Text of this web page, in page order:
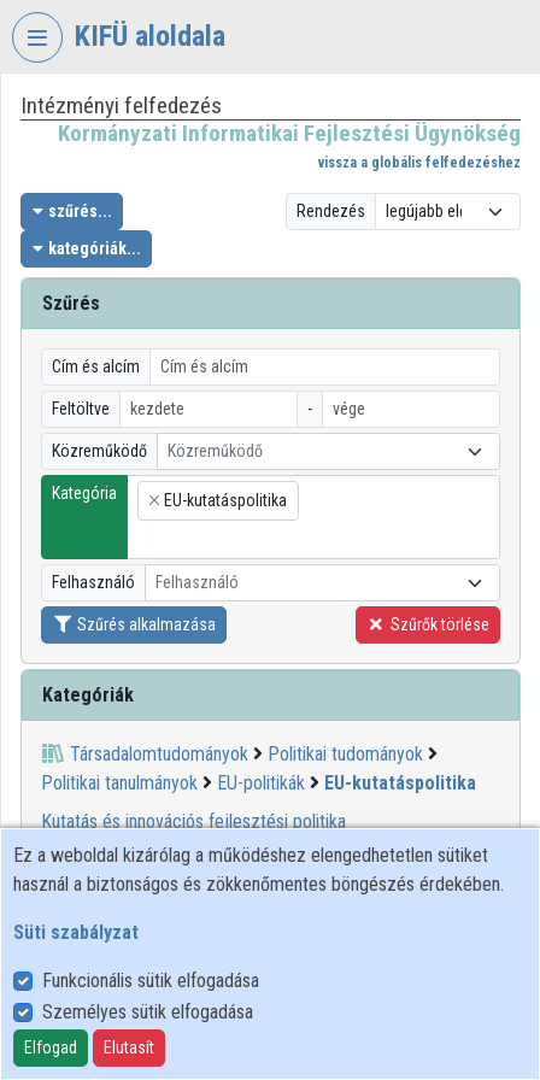
Fejléc kihagyása
KIFÜ aloldala
VIDEOTORIUM
INFORMATIKAI
FEJLESZTÉSI
ÜGYNÖKSÉG
Intézményi kezdőlap
Bejelentkezés
Intézményi felfedezés
Kategóriák
Intézményi listák
Intézmények
Közreműködők
Intézményi felfedezés
Kormányzati Informatikai Fejlesztési Ügynökség
vissza a globális felfedezéshez
szűrés...
kategóriák...
Rendezés
Szűrés
Cím és alcím
Feltöltve -
Közreműködő Közreműködő
Kategória
×
EU-kutatáspolitika
Felhasználó Felhasználó
Szűrés alkalmazása Szűrők törlése
Kategóriák
Társadalomtudományok
Politikai tudományok
Politikai tanulmányok
EU-politikák
EU-kutatáspolitika
Kutatás és innovációs fejlesztési politika
1 2
00:15:03
Ez a weboldal kizárólag a működéshez elengedhetetlen sütiket
használ a biztonságos és zökkenőmentes böngészés érdekében.
Süti szabályzat
Funkcionális sütik elfogadása
Személyes sütik elfogadása
Elfogad Elutasít